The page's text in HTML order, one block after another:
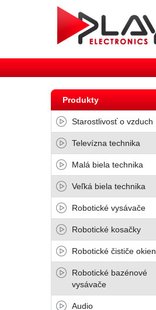
Produkty
Starostlivosť o vzduch
Televízna technika
Malá biela technika
Veľká biela technika
Robotické vysávače
Robotické kosačky
Robotické čističe okien
Robotické bazénové
vysávače
Audio